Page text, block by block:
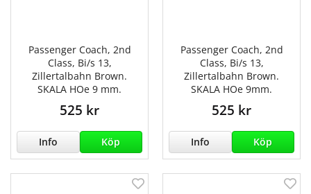
Passenger Coach, 2nd
Class, Bi/s 13,
Zillertalbahn Brown.
SKALA HOe 9 mm.
525 kr
Info Köp
Passenger Coach, 2nd
Class, Bi/s 13,
Zillertalbahn Brown.
SKALA HOe 9mm.
525 kr
Info Köp